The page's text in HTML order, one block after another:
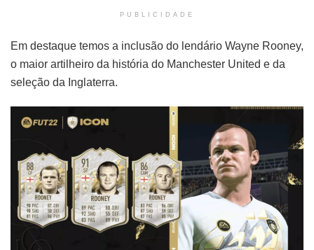
PUBLICIDADE
Em destaque temos a inclusão do lendário Wayne Rooney,
o maior artilheiro da história do Manchester United e da
seleção da Inglaterra.